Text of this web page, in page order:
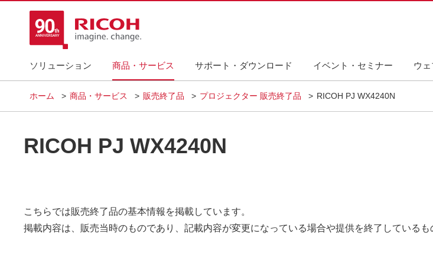
ソリューション 商品・サービス サポート・ダウンロード イベント・セミナー ウ
ホーム 商品・サービス 販売終了品 プロジェクター 販売終了品 RICOH PJ WX4240N
RICOH PJ WX4240N
こちらでは販売終了品の基本情報を掲載しています。
掲載内容は、販売当時のものであり、記載内容が変更になっている場合や提供を終了している